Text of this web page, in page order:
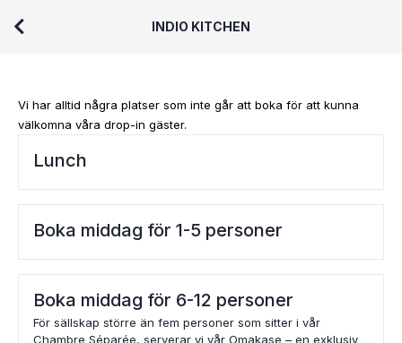
INDIO KITCHEN
Vi har alltid några platser som inte går att boka för att kunna
välkomna våra drop-in gäster.
Lunch
Boka middag för 1-5 personer
Boka middag för 6-12 personer
För sällskap större än fem personer som sitter i vår
Chambre Séparée, serverar vi vår Omakase – en exklusiv